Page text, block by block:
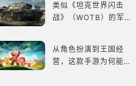
类似《坦克世界闪击
战》（WOTB）的军事
从角色扮演到王国经
营，这款手游为何能俘